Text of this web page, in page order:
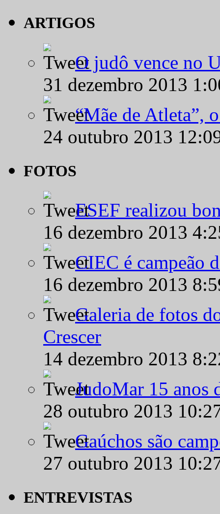
ARTIGOS
O judô vence no
31 dezembro 2013
“Mãe de Atleta”,
24 outubro 2013
FOTOS
ESEF realizou
16 dezembro 2013
CIEC é campeão
16 dezembro 2013
Galeria de fotos
Crescer
14 dezembro 2013
JudoMar 15 anos
28 outubro 2013
Gaúchos são
27 outubro 2013
ENTREVISTAS